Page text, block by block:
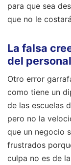
para que sea
que no le
La falsa
del personal
Otro error
como tiene un
de las escuelas
pero no la
que un negocio
frustrados
culpa no es de